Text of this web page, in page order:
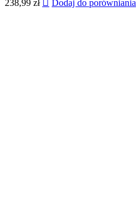
238,99 zł Dodaj do porówniania